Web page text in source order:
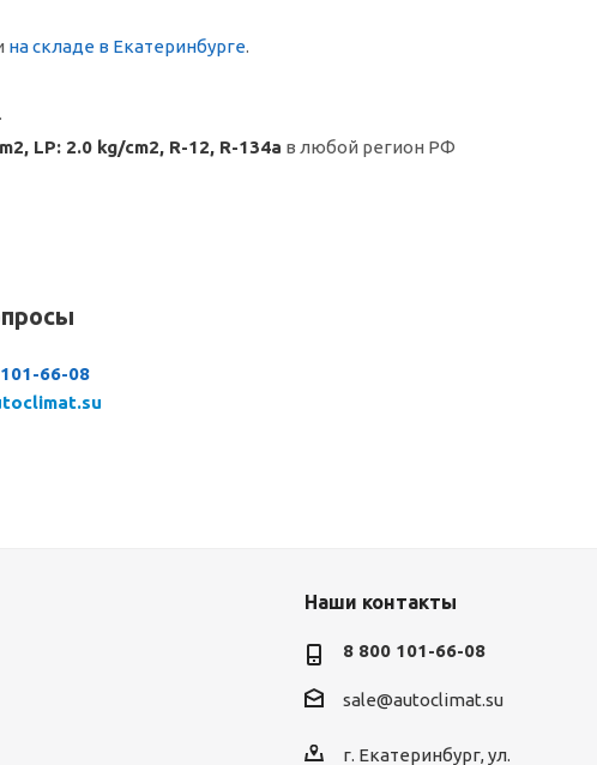
на складе в Екатеринбурге.
LP: 2.0 kg/cm2, R-12, R-134a в любой регион РФ
66-08
Наши контакты
8 800 101-66-08
sale@autoclimat.su
г. Екатеринбург, ул.